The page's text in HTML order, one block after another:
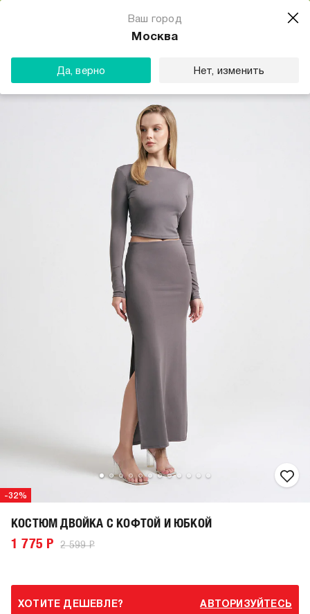
Ваш город
Москва
Да, верно Нет, изменить
-32%
КОСТЮМ ДВОЙКА С КОФТОЙ И ЮБКОЙ
1 775 Р 2 599 Р
ХОТИТЕ ДЕШЕВЛЕ? АВТОРИЗУЙТЕСЬ
Магазин одежды для тебя